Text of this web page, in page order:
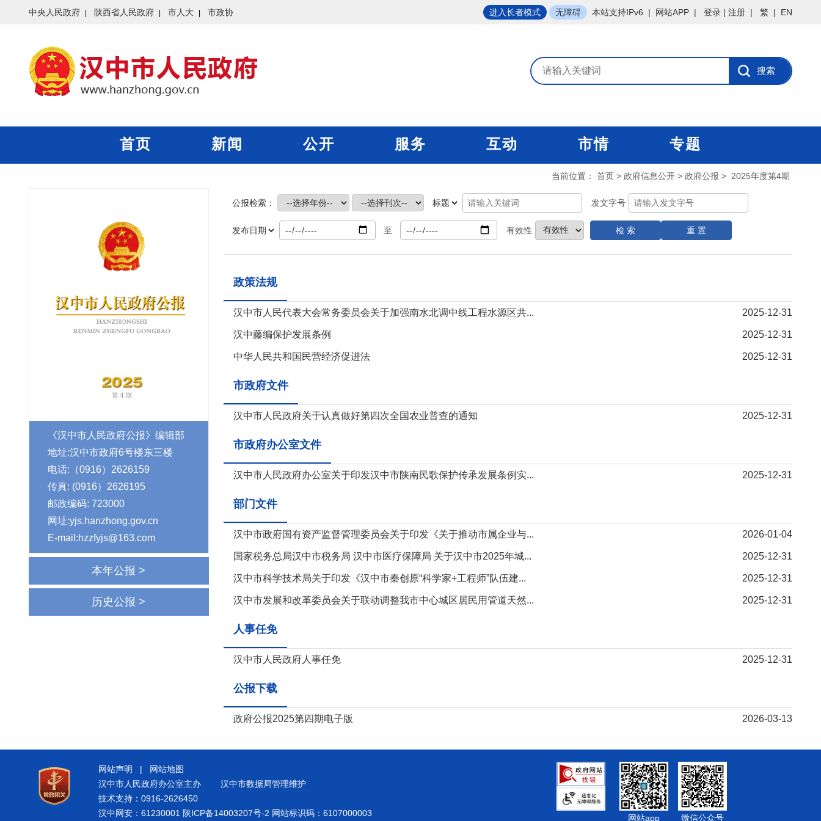
中央人民政府 陕西省人民政府 市人大 市政协 进入长者模式 无障碍 本站支持IPv6 | 网站APP | 登录 | 注册 | 繁 | EN
首页 新闻 公开 服务 互动 市情 专题
当前位置： 首页 > 政府信息公开 > 政府公报 > 2025年度第4期
《汉中市人民政府公报》编辑部
地址:汉中市政府6号楼东三楼
电话:（0916）2626159
传真: (0916）2626195
邮政编码: 723000
网址:yjs.hanzhong.gov.cn
E-mail:hzzfyjs@163.com
本年公报 >
历史公报 >
公报检索： 发文字号
至 有效性
政策法规
2025-12-31
汉中市人民代表大会常务委员会关于加强南水北调中线工程水源区共...
2025-12-31
汉中藤编保护发展条例
2025-12-31
中华人民共和国民营经济促进法
市政府文件
2025-12-31
汉中市人民政府关于认真做好第四次全国农业普查的通知
市政府办公室文件
2025-12-31
汉中市人民政府办公室关于印发汉中市陕南民歌保护传承发展条例实...
部门文件
2026-01-04
汉中市政府国有资产监督管理委员会关于印发《关于推动市属企业与...
2025-12-31
国家税务总局汉中市税务局 汉中市医疗保障局 关于汉中市2025年城...
2025-12-31
汉中市科学技术局关于印发《汉中市秦创原“科学家+工程师”队伍建...
2025-12-31
汉中市发展和改革委员会关于联动调整我市中心城区居民用管道天然...
人事任免
2025-12-31
汉中市人民政府人事任免
公报下载
2026-03-13
政府公报2025第四期电子版
网站声明 |
网站地图
汉中市人民政府办公室主办
汉中市数据局管理维护
技术支持：0916-2626450
汉中网安：61230001 陕ICP备14003207号-2 网站标识码：6107000003 网站app 微信公众号